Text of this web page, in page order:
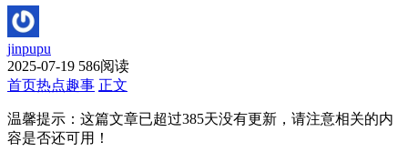
jinpupu
2025-07-19 586阅读
首页热点趣事 正文
温馨提示：这篇文章已超过385天没有更新，请注意相关的内
容是否还可用！